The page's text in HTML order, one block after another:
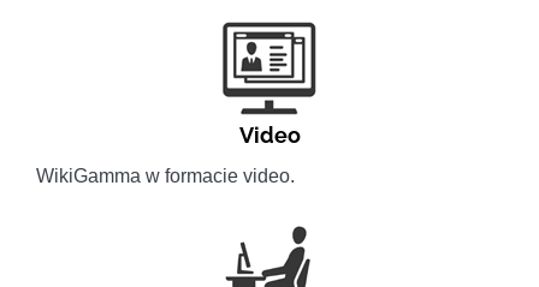
Video
WikiGamma w formacie video.